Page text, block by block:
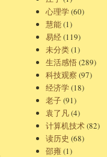
心理学(60)
慧能(1)
易经(119)
未分类(1)
生活感悟(289)
科技观察 (97)
经济学(18)
老子(91)
袁了凡(4)
计算机技术(82)
读历史 (68)
邵雍(1)